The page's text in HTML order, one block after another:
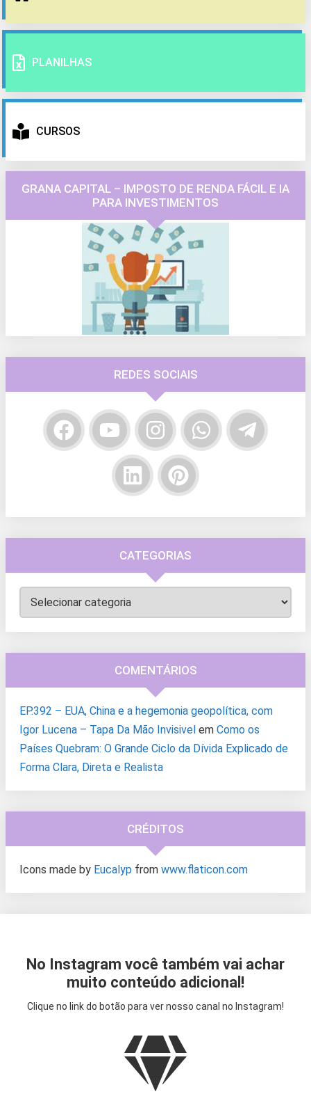
PLANILHAS
CURSOS
GRANA CAPITAL – IMPOSTO DE RENDA FÁCIL E IA
PARA INVESTIMENTOS
REDES SOCIAIS
CATEGORIAS
Categorias
COMENTÁRIOS
EP.392 – EUA, China e a hegemonia geopolítica, com
Igor Lucena – Tapa Da Mão Invisivel em Como os
Países Quebram: O Grande Ciclo da Dívida Explicado de
Forma Clara, Direta e Realista
CRÉDITOS
Icons made by Eucalyp from www.flaticon.com
No Instagram você também vai achar
muito conteúdo adicional!
Clique no link do botão para ver nosso canal no Instagram!